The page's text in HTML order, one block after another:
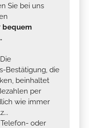
Sie bei uns
bequem
Bestätigung, die
beinhaltet
per
wie immer
oder